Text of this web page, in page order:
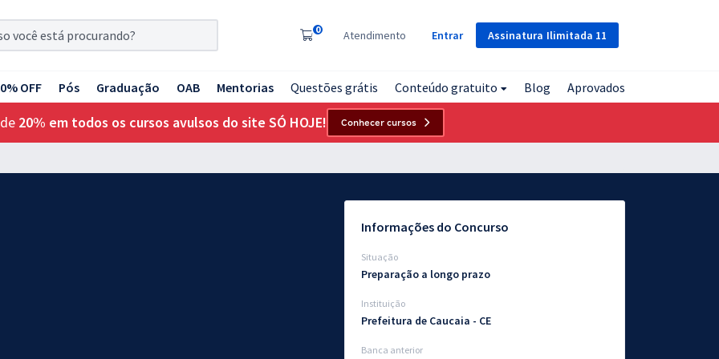
Assinatura Ilimitada 11
0 Atendimento Entrar
OFF Pós Graduação OAB Mentorias Questões grátis Conteúdo gratuito Blog Aprovados
20% em todos os cursos avulsos do site SÓ HOJE! Conhecer cursos
Informações do Concurso
Situação
Preparação a longo prazo
Instituição
Prefeitura de Caucaia - CE
Banca anterior